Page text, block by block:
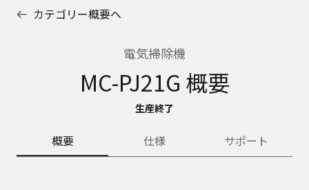
カテゴリー概要へ
電気掃除機
MC-PJ21G 概要
生産終了
概要 仕様 サポート